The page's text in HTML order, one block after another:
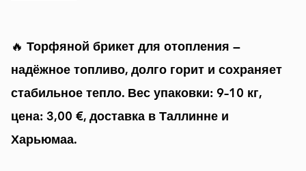
🔥 Торфяной брикет для отопления —
надёжное топливо, долго горит и сохраняет
стабильное тепло. Вес упаковки: 9–10 кг,
цена: 3,00 €, доставка в Таллинне и
Харьюмаа.